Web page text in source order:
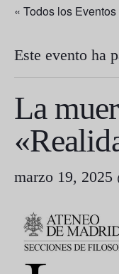
« Todos los Eventos
Este evento ha
La
marzo 19, 2025